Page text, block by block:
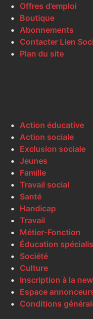
Offres d’emploi
Boutique
Abonnements
Contacter Lien
Plan du site
Action éducative
Action sociale
Exclusion sociale
Jeunes
Famille
Travail social
Santé
Handicap
Travail
Métier-Fonction
Éducation
Société
Culture
Inscription à la
Espace
Conditions